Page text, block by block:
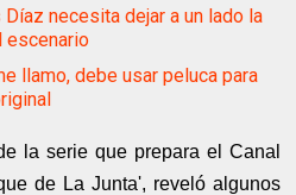
necesita dejar a un lado la
escenario
llamo, debe usar peluca para
la serie que prepara el Canal
de La Junta', reveló algunos